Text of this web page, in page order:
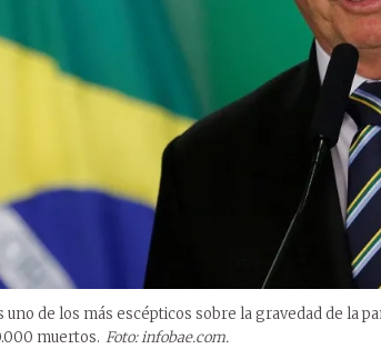
uno de los más escépticos sobre la gravedad de la
muertos. Foto: infobae.com.